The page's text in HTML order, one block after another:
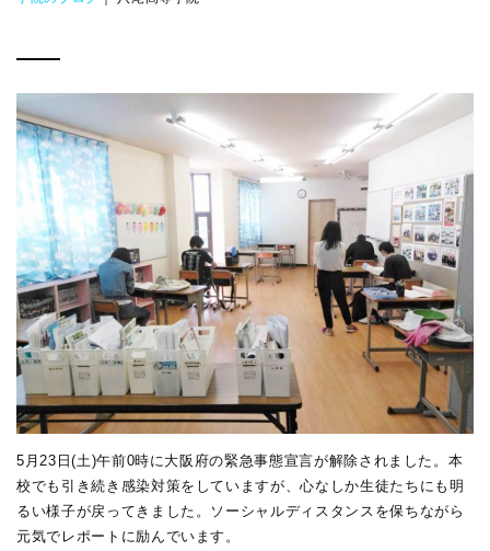
5月23日(土)午前0時に大阪府の緊急事態宣言が解除されました。本
校でも引き続き感染対策をしていますが、心なしか生徒たちにも明
るい様子が戻ってきました。ソーシャルディスタンスを保ちながら
元気でレポートに励んでいます。